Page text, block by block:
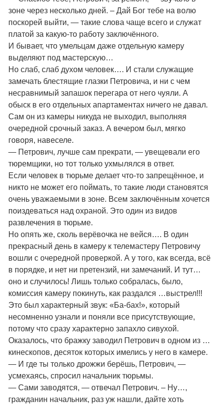
зоне через несколько дней. – Дай Бог тебе на волю
поскорей выйти, — такие слова чаще всего и служат
платой за какую-то работу заключённого.
И бывает, что умельцам даже отдельную камеру
выделяют под мастерскую…
Но слаб, слаб духом человек…. И стали служащие
замечать блестящие глазки Петровича, и ни с чем
несравнимый запашок перегара от него чуяли. А
обыск в его отдельных апартаментах ничего не давал.
Сам он из камеры никуда не выходил, выполняя
очередной срочный заказ. А вечером был, мягко
говоря, навеселе.
— Петрович, лучше сам прекрати, — увещевали его
тюремщики, но тот только ухмылялся в ответ.
Если человек в тюрьме делает что-то запрещённое, и
никто не может его поймать, то такие люди становятся
очень уважаемыми в зоне. Всем заключённым хочется
поиздеваться над охраной. Это один из видов
развлечения в тюрьме.
Но опять же, сколь верёвочка не вейся…. В один
прекрасный день в камеру к телемастеру Петровичу
вошли с очередной проверкой. А у того, как всегда, всё
в порядке, и нет ни претензий, ни замечаний. И тут…
оно и случилось! Лишь только собралась, было,
комиссия камеру покинуть, как раздался …выстрел!!!
Это был характерный звук: «Ба-бах!», который
несомненно узнали и поняли все присутствующие,
потому что сразу характерно запахло сивухой.
Оказалось, что бражку заводил Петрович в одном из …
кинескопов, десяток которых имелись у него в камере.
— И где ты только дрожжи берёшь, Петрович, —
усмехаясь, спросил начальник тюрьмы.
— Сами заводятся, — отвечал Петрович. – Ну…,
гражданин начальник, раз уж нашли, дайте хоть